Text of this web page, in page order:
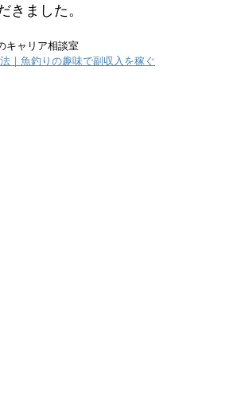
きました。
キャリア相談室
｜魚釣りの趣味で副収入を稼ぐ